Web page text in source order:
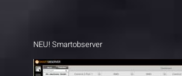
NEU! Smartobserver